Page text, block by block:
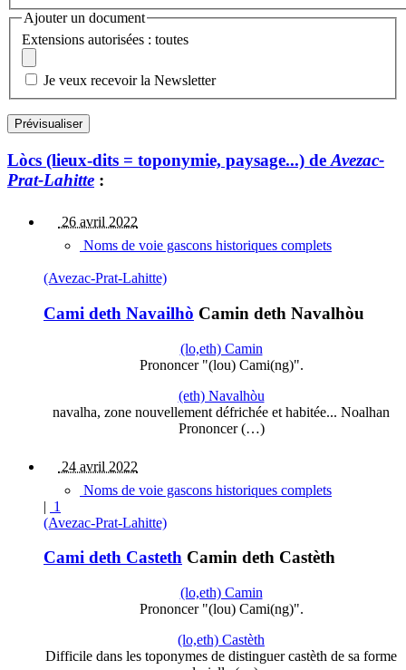
Ajouter un document
Extensions autorisées : toutes
Je veux recevoir la Newsletter
Lòcs (lieux-dits = toponymie, paysage...) de Avezac-
Prat-Lahitte :
26 avril 2022
Noms de voie gascons historiques complets
(Avezac-Prat-Lahitte)
Cami deth Navailhò Camin deth Navalhòu
(lo,eth) Camin
Prononcer "(lou) Cami(ng)".
(eth) Navalhòu
navalha, zone nouvellement défrichée et habitée... Noalhan
Prononcer (…)
24 avril 2022
Noms de voie gascons historiques complets
| 1
(Avezac-Prat-Lahitte)
Cami deth Casteth Camin deth Castèth
(lo,eth) Camin
Prononcer "(lou) Cami(ng)".
(lo,eth) Castèth
Difficile dans les toponymes de distinguer castèth de sa forme